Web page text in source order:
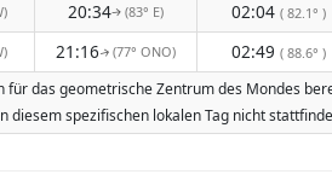
20:34↑(83° E) 02:04 ( 82.1° )
21:16↑(77° ONO) 02:49 ( 88.6° )
das geometrische Zentrum des Mondes
spezifischen lokalen Tag nicht